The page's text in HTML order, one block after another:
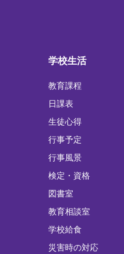
学校生活
教育課程
日課表
生徒心得
行事予定
行事風景
検定・資格
図書室
教育相談室
学校給食
災害時の対応